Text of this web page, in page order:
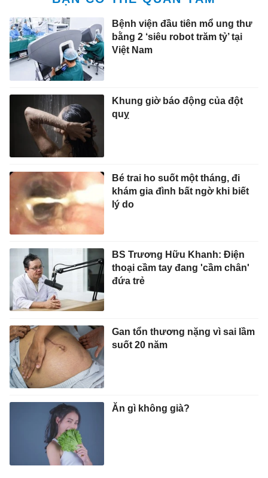
Bệnh viện đầu tiên mổ ung thư
bằng 2 ‘siêu robot trăm tỷ’ tại
Việt Nam
Khung giờ báo động của đột
quỵ
Bé trai ho suốt một tháng, đi
khám gia đình bất ngờ khi biết
lý do
BS Trương Hữu Khanh: Điện
thoại cầm tay đang 'cầm chân'
đứa trẻ
Gan tổn thương nặng vì sai lầm
suốt 20 năm
Ăn gì không già?